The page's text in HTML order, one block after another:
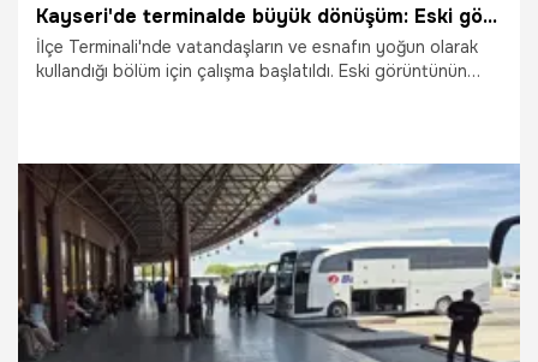
Kayseri'de terminalde büyük dönüşüm: Eski görüntü tarihe karışıyor
İlçe Terminali'nde vatandaşların ve esnafın yoğun olarak
kullandığı bölüm için çalışma başlatıldı. Eski görüntünün
29.07.2026 Kayseri